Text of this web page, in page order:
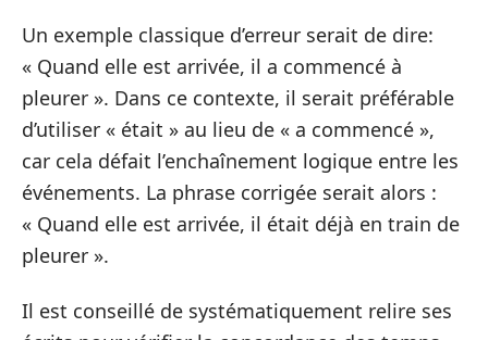
Un exemple classique d’erreur serait de dire:
« Quand elle est arrivée, il a commencé à
pleurer ». Dans ce contexte, il serait préférable
d’utiliser « était » au lieu de « a commencé »,
car cela défait l’enchaînement logique entre les
événements. La phrase corrigée serait alors :
« Quand elle est arrivée, il était déjà en train de
pleurer ».
Il est conseillé de systématiquement relire ses